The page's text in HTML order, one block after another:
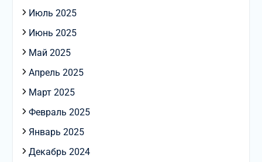
Июль 2025
Июнь 2025
Май 2025
Апрель 2025
Март 2025
Февраль 2025
Январь 2025
Декабрь 2024